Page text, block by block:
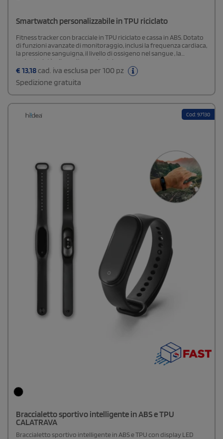
Smartwatch personalizzabile in TPU riciclato
Fitness tracker con bracciale in TPU riciclato e cassa in ABS. Dotato
di funzioni avanzate di monitoraggio, inclusi la frequenza cardiaca,
la pressione sanguigna, il livello di ossigeno nel sangue , la
sedentarietà e il monitoraggio del sonno
€ 13,18 cad. iva esclusa per 100 pz
Spedizione gratuita
Cod: 97130
Braccialetto sportivo intelligente in ABS e TPU
CALATRAVA
Braccialetto sportivo intelligente in ABS e TPU con display LED